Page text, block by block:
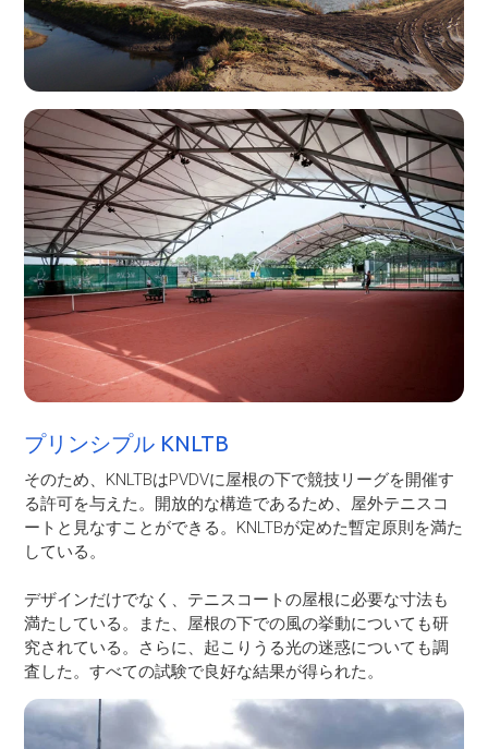
プリンシプル KNLTB
そのため、KNLTBはPVDVに屋根の下で競技リーグを開催す
る許可を与えた。開放的な構造であるため、屋外テニスコ
ートと見なすことができる。KNLTBが定めた暫定原則を満た
している。
デザインだけでなく、テニスコートの屋根に必要な寸法も
満たしている。また、屋根の下での風の挙動についても研
究されている。さらに、起こりうる光の迷惑についても調
査した。すべての試験で良好な結果が得られた。